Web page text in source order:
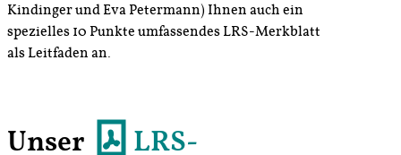
Kindinger und Eva Petermann) Ihnen auch ein
spezielles 10 Punkte umfassendes LRS-Merkblatt
als Leitfaden an.
Unser
LRS-